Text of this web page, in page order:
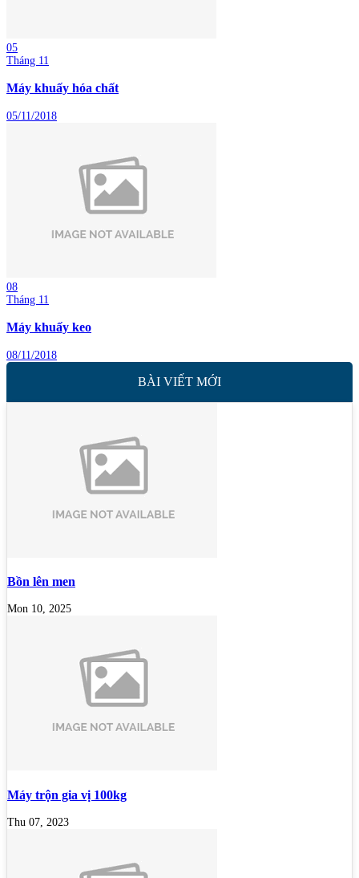
05
Tháng 11
Máy khuấy hóa chất
05/11/2018
08
Tháng 11
Máy khuấy keo
08/11/2018
BÀI VIẾT MỚI
Bồn lên men
Mon 10, 2025
Máy trộn gia vị 100kg
Thu 07, 2023